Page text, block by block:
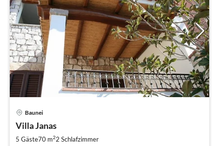
Baunei
Villa Janas
5 Gäste70 m22 Schlafzimmer